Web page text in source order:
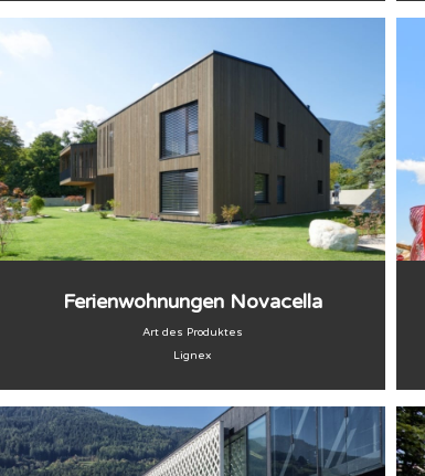
Ferienwohnungen Novacella
Art des Produktes
Lignex